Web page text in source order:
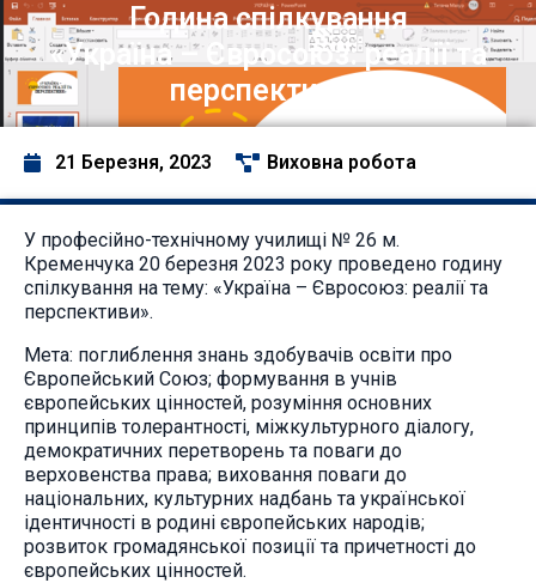
Година спілкування
«Україна – Євросоюз: реалії та
перспективи»
21 Березня, 2023 Виховна робота
У професійно-технічному училищі № 26 м.
Кременчука 20 березня 2023 року проведено годину
спілкування на тему: «Україна – Євросоюз: реалії та
перспективи».
Мета: поглиблення знань здобувачів освіти про
Європейський Союз; формування в учнів
європейських цінностей, розуміння основних
принципів толерантності, міжкультурного діалогу,
демократичних перетворень та поваги до
верховенства права; виховання поваги до
національних, культурних надбань та української
ідентичності в родині європейських народів;
розвиток громадянської позиції та причетності до
європейських цінностей.